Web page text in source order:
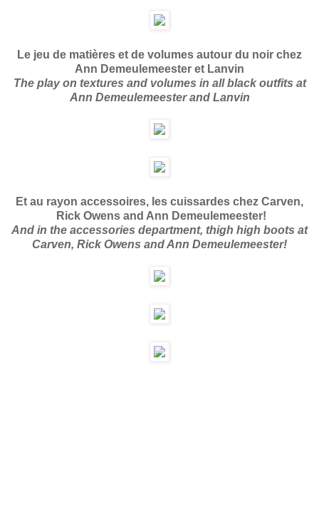
Le jeu de matières et de volumes autour du noir chez
Ann Demeulemeester et Lanvin
The play on textures and volumes in all black outfits at
Ann Demeulemeester and Lanvin
Et au rayon accessoires, les cuissardes chez Carven,
Rick Owens and Ann Demeulemeester!
And in the accessories department, thigh high boots at
Carven, Rick Owens and Ann Demeulemeester!